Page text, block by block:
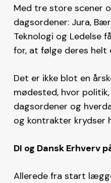
Med tre store scener
dagsordener: Jura,
Teknologi og Ledelse
for, at følge deres helt
Det er ikke blot en
mødested, hvor
dagsordener og
og kontrakter krydser
DI og Dansk Erhverv
Allerede fra start